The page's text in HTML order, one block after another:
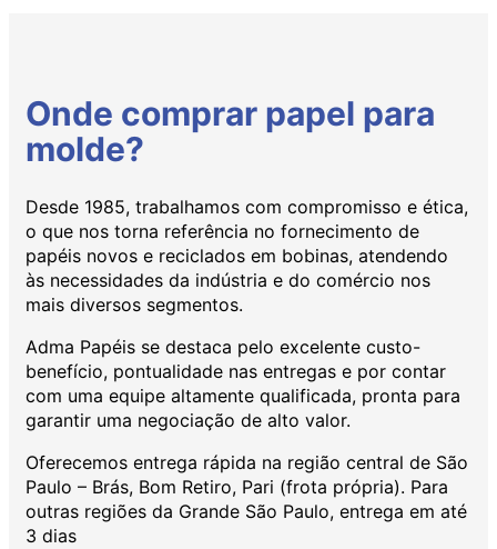
Onde comprar papel para
molde?
Desde 1985, trabalhamos com compromisso e ética,
o que nos torna referência no fornecimento de
papéis novos e reciclados em bobinas, atendendo
às necessidades da indústria e do comércio nos
mais diversos segmentos.
Adma Papéis se destaca pelo excelente custo-
benefício, pontualidade nas entregas e por contar
com uma equipe altamente qualificada, pronta para
garantir uma negociação de alto valor.
Oferecemos entrega rápida na região central de São
Paulo – Brás, Bom Retiro, Pari (frota própria). Para
outras regiões da Grande São Paulo, entrega em até
3 dias